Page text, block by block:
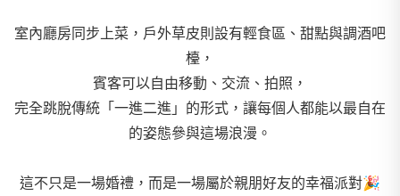
室內廳房同步上菜，戶外草皮則設有輕食區、甜點與調酒吧
檯，
賓客可以自由移動、交流、拍照，
完全跳脫傳統「一進二進」的形式，讓每個人都能以最自在
的姿態參與這場浪漫。
這不只是一場婚禮，而是一場屬於親朋好友的幸福派對🎉